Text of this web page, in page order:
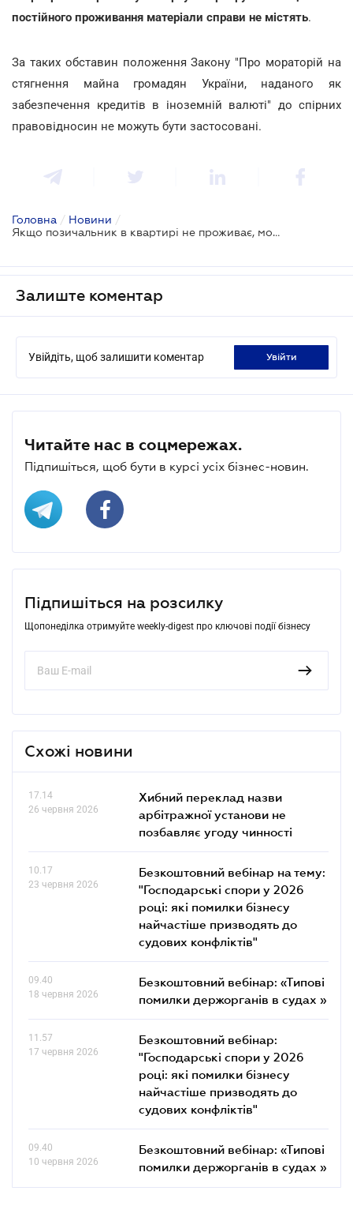
постійного проживання матеріали справи не містять.
За таких обставин положення Закону "Про мораторій на
стягнення майна громадян України, наданого як
забезпечення кредитів в іноземній валюті" до спірних
правовідносин не можуть бути застосовані.
Головна / Новини /
Якщо позичальник в квартирі не проживає, мораторій на іпотеку у валюті не застосовується
Залиште коментар
Увійдіть, щоб залишити коментар увійти
Читайте нас в соцмережах.
Підпишіться, щоб бути в курсі усіх бізнес-новин.
Підпишіться на розсилку
Щопонеділка отримуйте weekly-digest про ключові події бізнесу
Схожі новини
17.14
26 червня 2026
Хибний переклад назви
арбітражної установи не
позбавляє угоду чинності
10.17
23 червня 2026
Безкоштовний вебінар на тему:
"Господарські спори у 2026
році: які помилки бізнесу
найчастіше призводять до
судових конфліктів"
09.40
18 червня 2026
Безкоштовний вебінар: «Типові
помилки держорганів в судах »
11.57
17 червня 2026
Безкоштовний вебінар:
"Господарські спори у 2026
році: які помилки бізнесу
найчастіше призводять до
судових конфліктів"
09.40
10 червня 2026
Безкоштовний вебінар: «Типові
помилки держорганів в судах »